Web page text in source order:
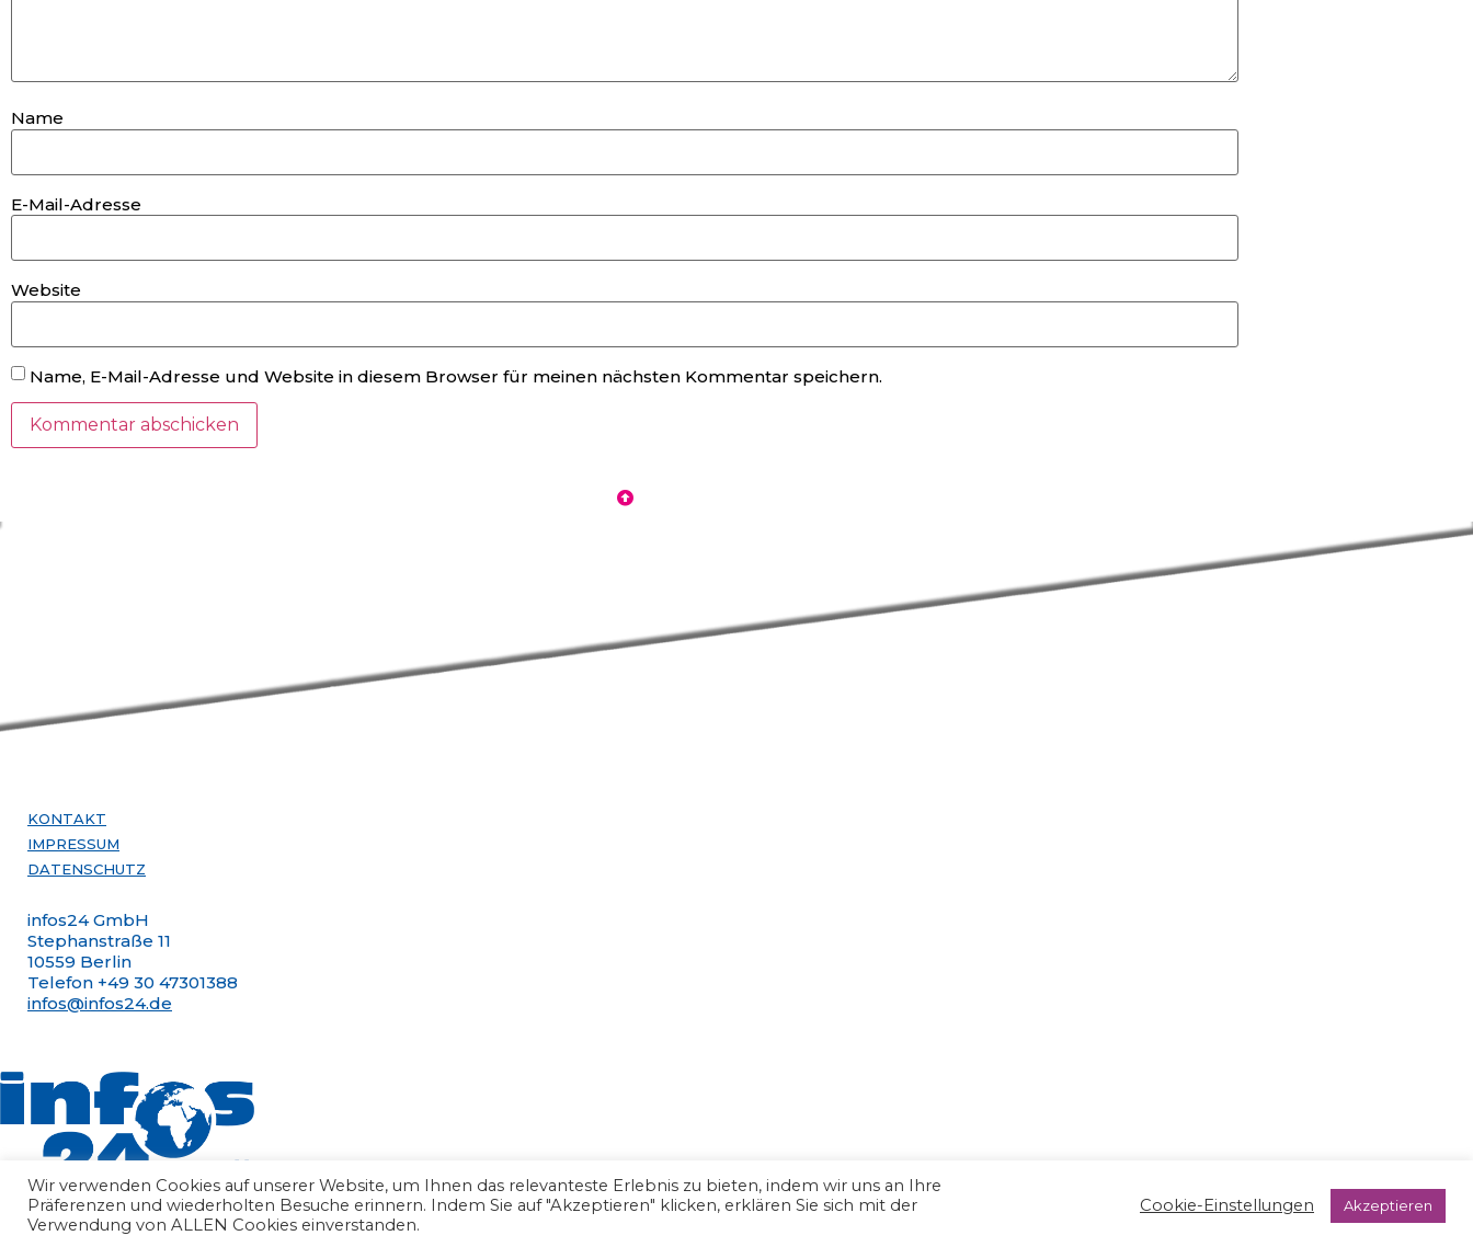
Name
E-Mail-Adresse
Website
Name, E-Mail-Adresse und Website in diesem Browser für meinen nächsten Kommentar speichern.
KONTAKT
IMPRESSUM
DATENSCHUTZ
infos24 GmbH
Stephanstraße 11
10559 Berlin
Telefon +49 30 47301388
infos@infos24.de
Wir verwenden Cookies auf unserer Website, um Ihnen das relevanteste Erlebnis zu bieten, indem wir uns an Ihre
Präferenzen und wiederholten Besuche erinnern. Indem Sie auf "Akzeptieren" klicken, erklären Sie sich mit der
Verwendung von ALLEN Cookies einverstanden.
Cookie-Einstellungen Akzeptieren